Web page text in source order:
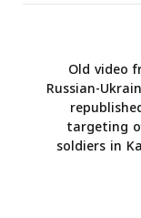
Old video
Russian-
targeting
soldiers in